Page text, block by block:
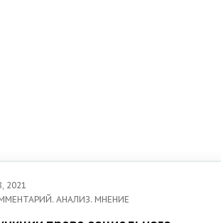
, 2021
АНАЛИЗ. МНЕНИЕ